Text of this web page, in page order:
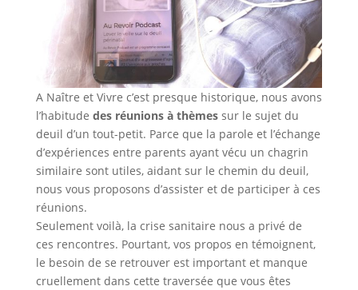
A Naître et Vivre c’est presque historique, nous avons
l’habitude des réunions à thèmessur le sujet du
deuil d’un tout-petit. Parce que la parole et l’échange
d’expériences entre parents ayant vécu un chagrin
similaire sont utiles, aidant sur le chemin du deuil,
nous vous proposons d’assister et de participer à ces
réunions.
Seulement voilà, la crise sanitaire nous a privé de
ces rencontres. Pourtant, vos propos en témoignent,
le besoin de se retrouver est important et manque
cruellement dans cette traversée que vous êtes